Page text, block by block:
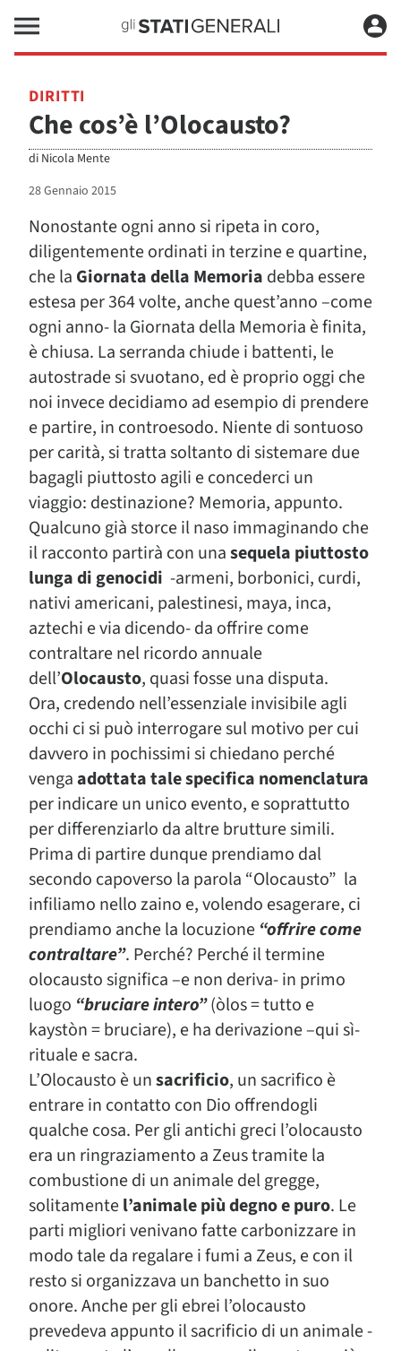
DIRITTI
Che cos’è l’Olocausto?
di Nicola Mente
28 Gennaio 2015
Nonostante ogni anno si ripeta in coro,
diligentemente ordinati in terzine e quartine,
che la Giornata della Memoria debba essere
estesa per 364 volte, anche quest’anno –come
ogni anno- la Giornata della Memoria è finita,
è chiusa. La serranda chiude i battenti, le
autostrade si svuotano, ed è proprio oggi che
noi invece decidiamo ad esempio di prendere
e partire, in controesodo. Niente di sontuoso
per carità, si tratta soltanto di sistemare due
bagagli piuttosto agili e concederci un
viaggio: destinazione? Memoria, appunto.
Qualcuno già storce il naso immaginando che
il racconto partirà con unasequela piuttosto
lunga di genocidi -armeni, borbonici, curdi,
nativi americani, palestinesi, maya, inca,
aztechi e via dicendo- da offrire come
contraltare nel ricordo annuale
dell’Olocausto, quasi fosse una disputa.
Ora, credendo nell’essenziale invisibile agli
occhi ci si può interrogare sul motivo per cui
davvero in pochissimi si chiedano perché
vengaadottata tale specifica nomenclatura
per indicare un unico evento, e soprattutto
per differenziarlo da altre brutture simili.
Prima di partire dunque prendiamo dal
secondo capoverso la parola “Olocausto” la
infiliamo nello zaino e, volendo esagerare, ci
prendiamo anche la locuzione “offrire come
contraltare”. Perché? Perché il termine
olocausto significa –e non deriva- in primo
luogo “bruciare intero”(òlos = tutto e
kaystòn = bruciare), e ha derivazione –qui sì-
rituale e sacra.
L’Olocausto è unsacrificio, un sacrifico è
entrare in contatto con Dio offrendogli
qualche cosa. Per gli antichi greci l’olocausto
era un ringraziamento a Zeus tramite la
combustione di un animale del gregge,
solitamentel’animale più degno e puro. Le
parti migliori venivano fatte carbonizzare in
modo tale da regalare i fumi a Zeus, e con il
resto si organizzava un banchetto in suo
onore. Anche per gli ebrei l’olocausto
prevedeva appunto il sacrificio di un animale -